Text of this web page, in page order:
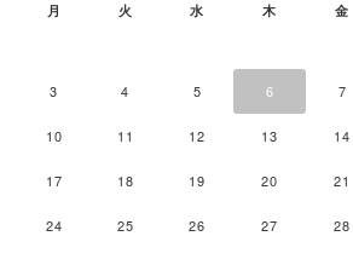
月 火 水 木 金
3 4 5 6 7
10 11 12 13 14
17 18 19 20 21
24 25 26 27 28